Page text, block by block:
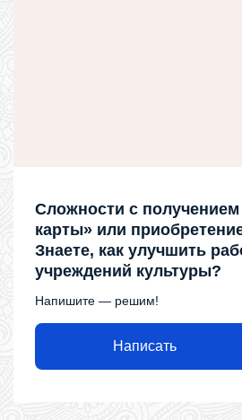
Сложности с
карты» или
Знаете, как улучшить
учреждений культуры?
Напишите — решим!
Написать